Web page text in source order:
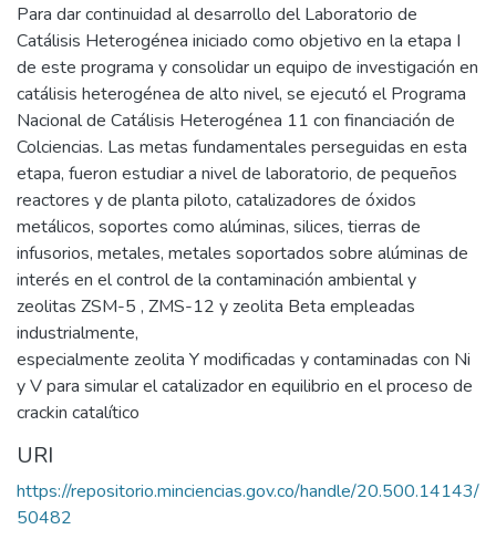
Para dar continuidad al desarrollo del Laboratorio de
Catálisis Heterogénea iniciado como objetivo en la etapa I
de este programa y consolidar un equipo de investigación en
catálisis heterogénea de alto nivel, se ejecutó el Programa
Nacional de Catálisis Heterogénea 11 con financiación de
Colciencias. Las metas fundamentales perseguidas en esta
etapa, fueron estudiar a nivel de laboratorio, de pequeños
reactores y de planta piloto, catalizadores de óxidos
metálicos, soportes como alúminas, silices, tierras de
infusorios, metales, metales soportados sobre alúminas de
interés en el control de la contaminación ambiental y
zeolitas ZSM-5 , ZMS-12 y zeolita Beta empleadas
industrialmente,
especialmente zeolita Y modificadas y contaminadas con Ni
y V para simular el catalizador en equilibrio en el proceso de
crackin catalítico
URI
https://repositorio.minciencias.gov.co/handle/20.500.14143/
50482